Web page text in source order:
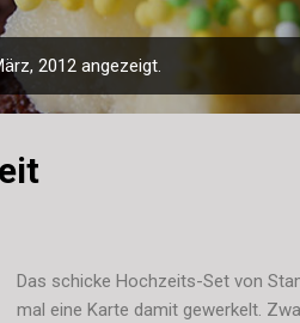
2012 angezeigt.
Das schicke Hochzeits-Set von
mal eine Karte damit gewerkelt.